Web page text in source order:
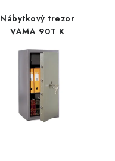
Nábytkový trezor
VAMA 90T K